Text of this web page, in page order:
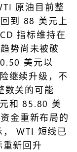
原油目前整
到 88 美元上
指标维持在
势尚未被破
美元以
继续升级，不
数关的可能
和 85.80 美
金重新布局的
WTI 短线已
新回升